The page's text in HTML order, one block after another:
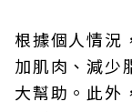
根據個人情況
加肌肉、減少
大幫助。此外